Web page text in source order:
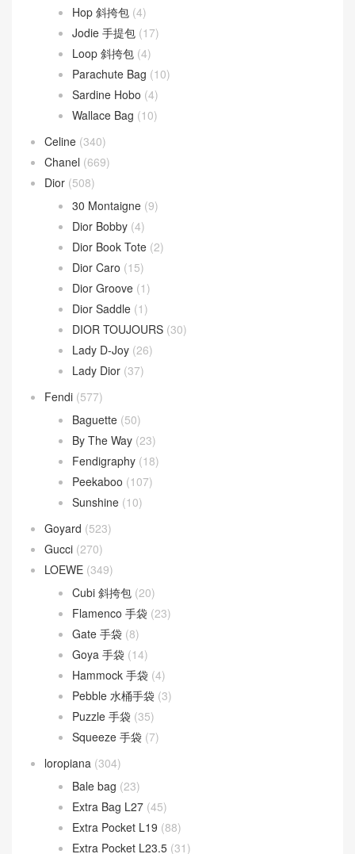
Hop 斜挎包 (4)
Jodie 手提包 (17)
Loop 斜挎包 (4)
Parachute Bag (10)
Sardine Hobo (4)
Wallace Bag (10)
Celine (340)
Chanel (669)
Dior (508)
30 Montaigne (9)
Dior Bobby (4)
Dior Book Tote (2)
Dior Caro (15)
Dior Groove (1)
Dior Saddle (1)
DIOR TOUJOURS (30)
Lady D-Joy (26)
Lady Dior (37)
Fendi (577)
Baguette (50)
By The Way (23)
Fendigraphy (18)
Peekaboo (107)
Sunshine (10)
Goyard (523)
Gucci (270)
LOEWE (349)
Cubi 斜挎包 (20)
Flamenco 手袋 (23)
Gate 手袋 (8)
Goya 手袋 (14)
Hammock 手袋 (4)
Pebble 水桶手袋 (3)
Puzzle 手袋 (35)
Squeeze 手袋 (7)
loropiana (304)
Bale bag (23)
Extra Bag L27 (45)
Extra Pocket L19 (88)
Extra Pocket L23.5 (31)